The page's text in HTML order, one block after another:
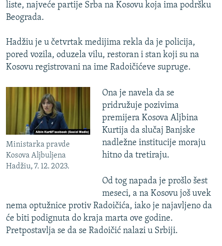
liste, najveće partije Srba na Kosovu koja ima podršku
Beograda.
Hadžiu je u četvrtak medijima rekla da je policija,
pored vozila, oduzela vilu, restoran i stan koji su na
Kosovu registrovani na ime Radoičićeve supruge.
Ministarka pravde
Kosova Aljbuljena
Hadžiu, 7. 12. 2023.
Ona je navela da se
pridružuje pozivima
premijera Kosova Aljbina
Kurtija da slučaj Banjske
nadležne institucije moraju
hitno da tretiraju.
Od tog napada je prošlo šest
meseci, a na Kosovu još uvek
nema optužnice protiv Radoičića, iako je najavljeno da
će biti podignuta do kraja marta ove godine.
Pretpostavlja se da se Radoičić nalazi u Srbiji.